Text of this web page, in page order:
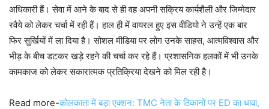
अधिकारी हैं। सेवा में आने के बाद से ही वह अपनी सक्रिय कार्यशैली और जिम्मेदार
रवैये को लेकर चर्चा में रही हैं। हाल ही में वायरल हुए इस वीडियो ने उन्हें एक बार
फिर सुर्खियों में ला दिया है। सोशल मीडिया पर लोग उनके साहस, आत्मविश्वास और
भीड़ के बीच डटकर खड़े रहने की चर्चा कर रहे हैं। प्रशासनिक हलकों में भी उनके
कामकाज को लेकर सकारात्मक प्रतिक्रिया देखने को मिल रही है।
Read more-कोलकाता में बड़ा एक्शन: TMC नेता के ठिकानों पर ED का धावा,